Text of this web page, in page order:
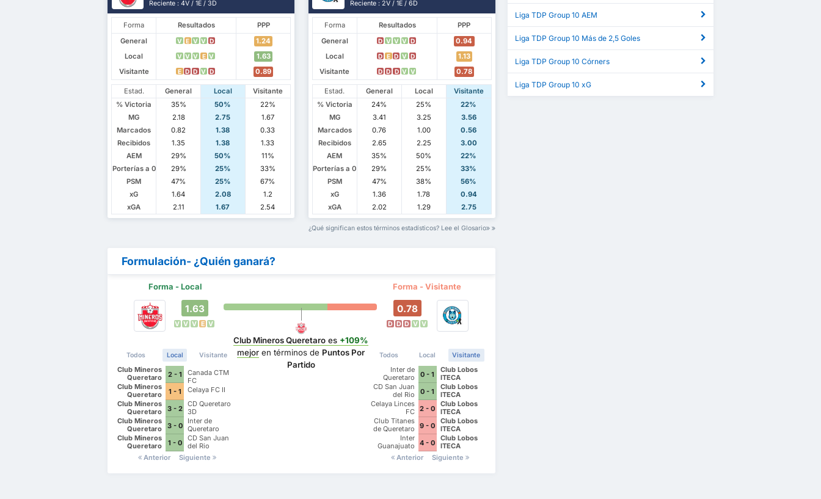
Reciente : 4V / 1E / 3D
Forma Resultados
PPP
General
V E V V D
1.24
Local
V V V E V
1.63
Visitante
E D D V D 0.89
Estad. General Local
Visitante
% Victoria
35% 50%
22%
MG
2.18 2.75
1.67
Marcados
0.82 1.38
0.33
Recibidos
1.35 1.38
1.33
AEM
29% 50%
11%
Porterías a 0
29% 25%
33%
PSM
47% 25%
67%
xG
1.64 2.08
1.2
xGA
2.11 1.67 2.54
Reciente : 2V / 1E / 6D
Forma Resultados
PPP
General
D V V V D
0.94
Local
D E D V D
1.13
Visitante
D D D V V 0.78
Estad. General Local
Visitante
% Victoria
24% 25%
22%
MG
3.41 3.25
3.56
Marcados
0.76 1.00
0.56
Recibidos
2.65 2.25
3.00
AEM
35% 50%
22%
Porterías a 0
29% 25%
33%
PSM
47% 38%
56%
xG
1.36 1.78
0.94
xGA
2.02 1.29 2.75
¿Qué significan estos términos estadísticos? Lee el Glosario
Formulación- ¿Quién ganará?
Forma - Local Forma - Visitante
1.63
V V V E V
Todos Local Visitante
Club Mineros
Queretaro
2 - 1
Canada CTM
FC
Club Mineros
Queretaro
1 - 1
Celaya FC II
Club Mineros
Queretaro
3 - 2
CD Queretaro
3D
Club Mineros
Queretaro
3 - 0
Inter de
Queretaro
Futbol Club
Club Mineros
Queretaro
1 - 0
CD San Juan
del Rio
Anterior
Siguiente
Club Mineros Queretaro es +109%
mejor en términos de Puntos Por
Partido
0.78
D D D V V
Todos Local Visitante
Inter de
Queretaro
Futbol Club
0 - 1
Club Lobos
ITECA
CD San Juan
del Rio
0 - 1
Club Lobos
ITECA
Celaya Linces
FC 2 - 0
Club Lobos
ITECA
Club Titanes
de Queretaro
9 - 0
Club Lobos
ITECA
Inter
Guanajuato
FC
4 - 0
Club Lobos
ITECA
Anterior
Siguiente
Liga TDP Group 10 AEM
Liga TDP Group 10 Más de 2,5 Goles
Liga TDP Group 10 Córners
Liga TDP Group 10 xG